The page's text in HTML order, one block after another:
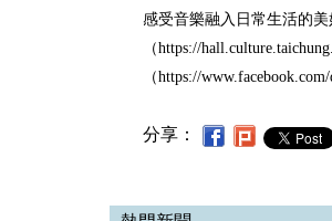
感受音樂融入日常生活的
（https://
（https://
分享：